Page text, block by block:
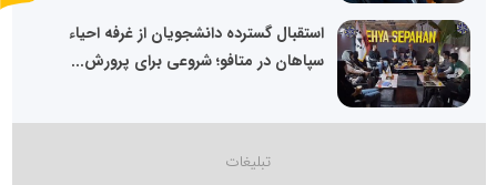
استقبال گسترده دانشجویان از غرفه احیاء
سپاهان در متافو؛ شروعی برای پرورش...